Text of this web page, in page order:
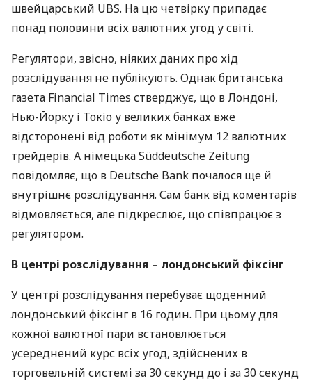
швейцарський UBS. На цю четвірку припадає
понад половини всіх валютних угод у світі.
Регулятори, звісно, ніяких даних про хід
розслідування не публікують. Однак британська
газета Financial Times стверджує, що в Лондоні,
Нью-Йорку і Токіо у великих банках вже
відсторонені від роботи як мінімум 12 валютних
трейдерів. А німецька Süddeutsche Zeitung
повідомляє, що в Deutsche Bank почалося ще й
внутрішнє розслідування. Сам банк від коментарів
відмовляється, але підкреслює, що співпрацює з
регулятором.
В центрі розслідування – лондонський фіксінг
У центрі розслідування перебуває щоденний
лондонський фіксінг в 16 годин. При цьому для
кожної валютної пари встановлюється
усереднений курс всіх угод, здійснених в
торговельній системі за 30 секунд до і за 30 секунд